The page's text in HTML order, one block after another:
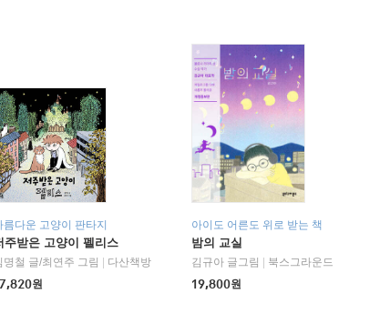
름다운 고양이 판타지
주받은 고양이 펠리스
명철 글/최연주 그림
다산책방
원
아이도 어른도 위로 받는 책
밤의 교실
김규아 글그림
북스그라운드
19,800원